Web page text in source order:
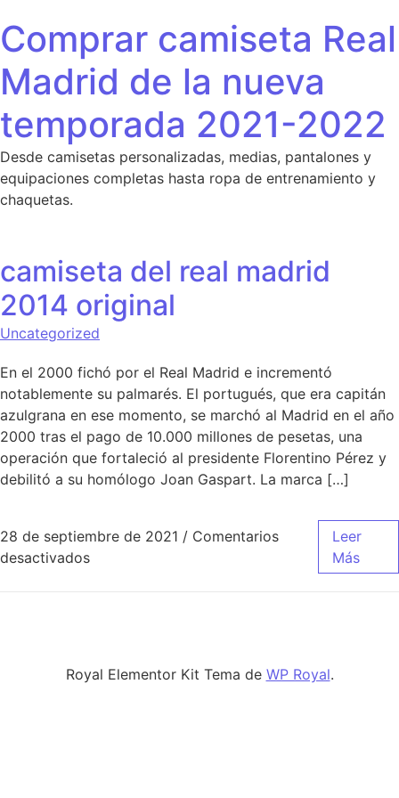
Comprar camiseta Real
Madrid de la nueva
temporada 2021-2022
Desde camisetas personalizadas, medias, pantalones y
equipaciones completas hasta ropa de entrenamiento y
chaquetas.
camiseta del real madrid
2014 original
Uncategorized
En el 2000 fichó por el Real Madrid e incrementó
notablemente su palmarés. El portugués, que era capitán
azulgrana en ese momento, se marchó al Madrid en el año
2000 tras el pago de 10.000 millones de pesetas, una
operación que fortaleció al presidente Florentino Pérez y
debilitó a su homólogo Joan Gaspart. La marca […]
28 de septiembre de 2021 / Comentarios
desactivadosen camiseta del real madrid 2014 original
Leer
Más
Royal Elementor Kit Tema de WP Royal.